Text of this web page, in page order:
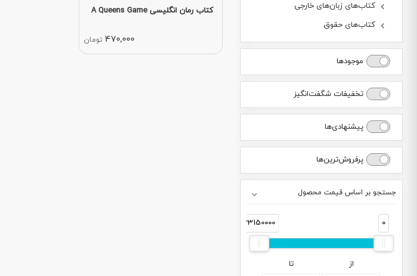
کتاب‌های زبان‌های خارجی
کتاب‌های حقوق
موجودها
تخفیفات شگفت‌انگیز
پیشنهادی‌ها
پرفروش‌ترین‌ها
جستجو بر اساس قیمت محصول
0
33150000
از تا
کتاب رمان انگلیسی A Queens Game
470,000 تومان